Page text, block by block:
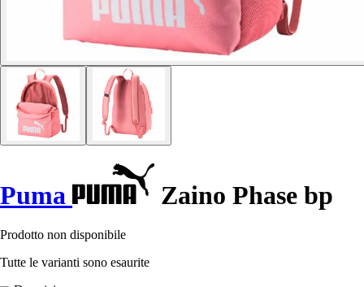
Puma Zaino Phase bp
Prodotto non disponibile
Tutte le varianti sono esaurite